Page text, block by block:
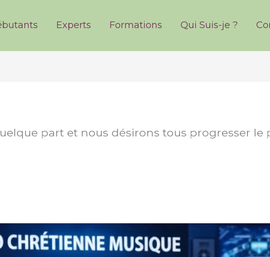
Experts Formations Qui Suis-je ?
part et nous désirons tous progresser le